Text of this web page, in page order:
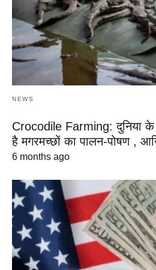
NEWS
Crocodile Farming: दुनिया के
है मगरमच्छों का पालन-पोषण ,
6 months ago